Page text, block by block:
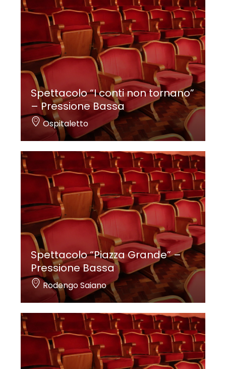
Spettacolo “I conti non tornano”
– Pressione Bassa
Ospitaletto
Spettacolo “Piazza Grande” –
Pressione Bassa
Rodengo Saiano